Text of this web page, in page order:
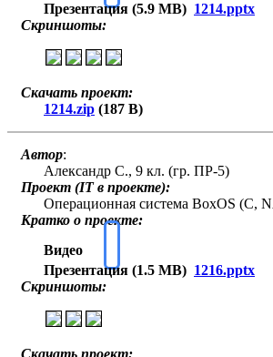
Презентация (5.9 MB) 1214.pptx
Скриншоты:
Скачать проект:
1214.zip (187 B)
Автор:
Александр С., 9 кл. (гр. ПР-5)
Проект (IT в проекте):
Операционная система BoxOS (С,
Кратко о проекте:
Видео
Презентация (1.5 MB) 1216.pptx
Скриншоты: